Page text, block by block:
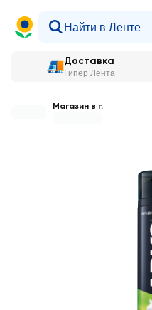
Доставка
Гипер Лента
Магазин в г.